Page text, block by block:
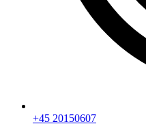
+45 20150607